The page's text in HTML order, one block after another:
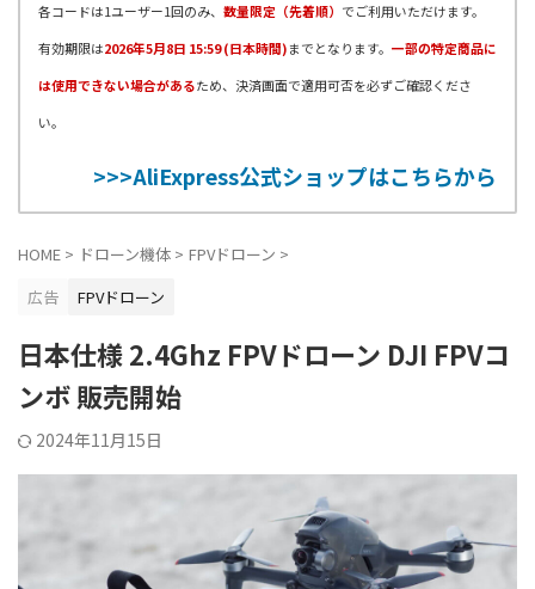
各コードは1ユーザー1回のみ、 数量限定（先着順） でご利用いただけます。
有効期限は2026年5月8日 15:59 (日本時間)までとなります。 一部の特定商品に
は使用できない場合があるため、決済画面で適用可否を必ずご確認くださ
い。
>>>AliExpress公式ショップはこちらから
HOME > ドローン機体 > FPVドローン >
広告
FPVドローン
日本仕様 2.4Ghz FPVドローン DJI FPVコ
ンボ 販売開始
2024年11月15日